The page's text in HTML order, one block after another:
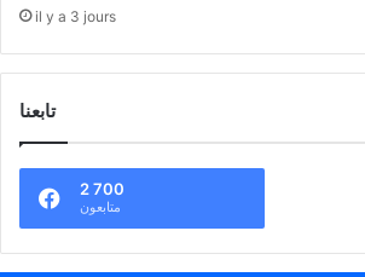
il y a 3 jours
تابعنا
2 700
متابعون